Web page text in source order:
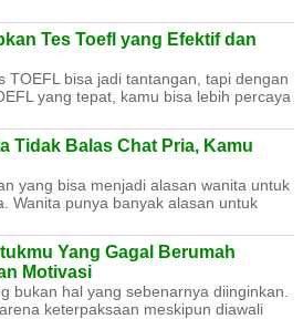
Tes Toefl yang Efektif dan
TOEFL bisa jadi tantangan, tapi dengan
yang tepat, kamu bisa lebih percaya
Tidak Balas Chat Pria, Kamu
yang bisa menjadi alasan wanita untuk
Wanita punya banyak alasan untuk
Yang Gagal Berumah
Motivasi
bukan hal yang sebenarnya diinginkan.
keterpaksaan meskipun diawali